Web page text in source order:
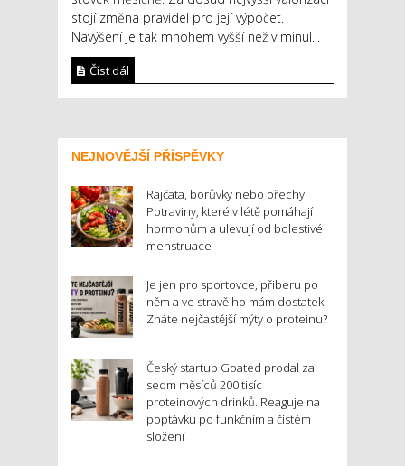
stojí změna pravidel pro její výpočet.
Navýšení je tak mnohem vyšší než v minul...
Číst dál
NEJNOVĚJŠÍ PŘÍSPĚVKY
Rajčata, borůvky nebo ořechy.
Potraviny, které v létě pomáhají
hormonům a ulevují od bolestivé
menstruace
Je jen pro sportovce, přiberu po
něm a ve stravě ho mám dostatek.
Znáte nejčastější mýty o proteinu?
Český startup Goated prodal za
sedm měsíců 200 tisíc
proteinových drinků. Reaguje na
poptávku po funkčním a čistém
složení